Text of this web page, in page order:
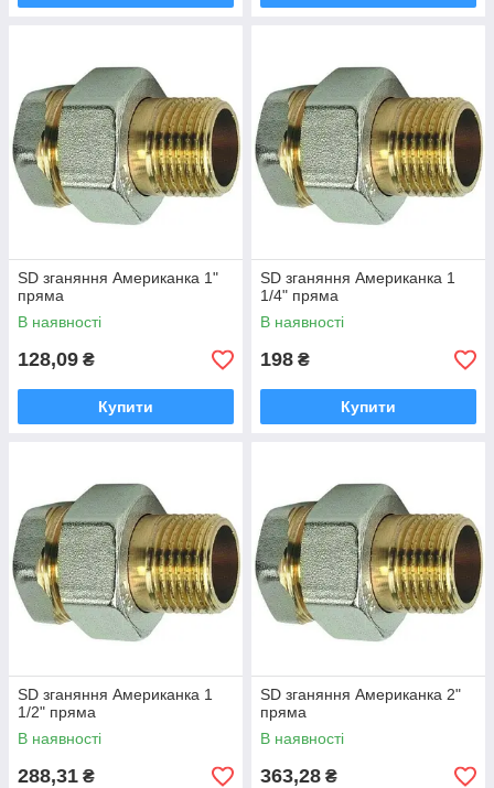
SD зганяння Американка 1"
пряма
В наявності
128,09 ₴
Купити
SD зганяння Американка 1
1/4" пряма
В наявності
198 ₴
Купити
SD зганяння Американка 1
1/2" пряма
В наявності
288,31 ₴
SD зганяння Американка 2"
пряма
В наявності
363,28 ₴